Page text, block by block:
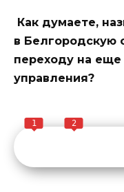
Как думаете,
в Белгородскую
переходу на
управления?
1 2